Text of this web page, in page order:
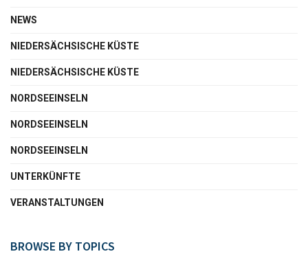
NEWS
NIEDERSÄCHSISCHE KÜSTE
NIEDERSÄCHSISCHE KÜSTE
NORDSEEINSELN
NORDSEEINSELN
NORDSEEINSELN
UNTERKÜNFTE
VERANSTALTUNGEN
BROWSE BY TOPICS